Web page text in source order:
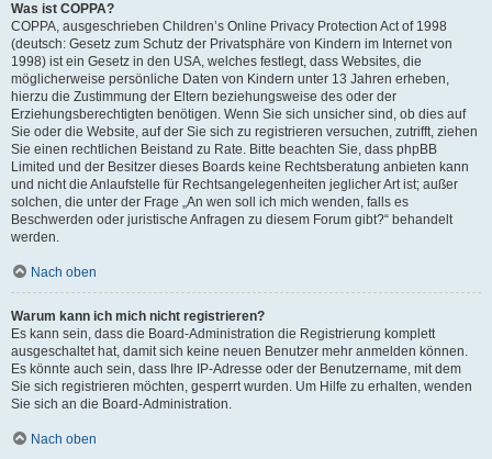
Was ist COPPA?
COPPA, ausgeschrieben Children’s Online Privacy Protection Act of 1998
(deutsch: Gesetz zum Schutz der Privatsphäre von Kindern im Internet von
1998) ist ein Gesetz in den USA, welches festlegt, dass Websites, die
möglicherweise persönliche Daten von Kindern unter 13 Jahren erheben,
hierzu die Zustimmung der Eltern beziehungsweise des oder der
Erziehungsberechtigten benötigen. Wenn Sie sich unsicher sind, ob dies auf
Sie oder die Website, auf der Sie sich zu registrieren versuchen, zutrifft, ziehen
Sie einen rechtlichen Beistand zu Rate. Bitte beachten Sie, dass phpBB
Limited und der Besitzer dieses Boards keine Rechtsberatung anbieten kann
und nicht die Anlaufstelle für Rechtsangelegenheiten jeglicher Art ist; außer
solchen, die unter der Frage „An wen soll ich mich wenden, falls es
Beschwerden oder juristische Anfragen zu diesem Forum gibt?“ behandelt
werden.
Nach oben
Warum kann ich mich nicht registrieren?
Es kann sein, dass die Board-Administration die Registrierung komplett
ausgeschaltet hat, damit sich keine neuen Benutzer mehr anmelden können.
Es könnte auch sein, dass Ihre IP-Adresse oder der Benutzername, mit dem
Sie sich registrieren möchten, gesperrt wurden. Um Hilfe zu erhalten, wenden
Sie sich an die Board-Administration.
Nach oben